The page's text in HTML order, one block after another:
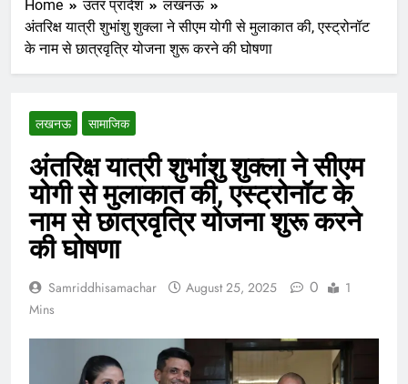
Home उतर प्रादेश
लखनऊ
अंतरिक्ष यात्री शुभांशु शुक्ला ने सीएम योगी से मुलाकात की, एस्ट्रोनॉट
के नाम से छात्रवृत्रि योजना शुरू करने की घोषणा
लखनऊ सामाजिक
अंतरिक्ष यात्री शुभांशु शुक्ला ने सीएम
योगी से मुलाकात की, एस्ट्रोनॉट के
नाम से छात्रवृत्रि योजना शुरू करने
की घोषणा
Samriddhisamachar August 25, 2025 0
1
Mins